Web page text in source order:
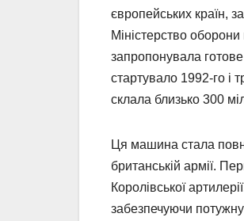
європейських країн,
Міністерство
запропонувала
стартувало 1992-го і
склала близько 300
Ця машина стала
британській армії.
Королівської
забезпечуючи